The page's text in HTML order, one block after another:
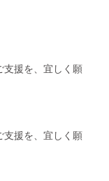
支援を、宜しく願
支援を、宜しく願